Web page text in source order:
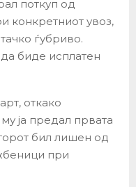
поткуп од
конкретниот увоз,
ѓубриво.
биде исплатен
откако
ја предал првата
бил лишен од
при